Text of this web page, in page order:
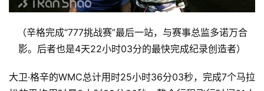
（辛格完成“777挑战赛”最后一站，与赛事总监多诺万合
影。后者也是4天22小时03分的最快完成纪录创造者）
大卫·格辛的WMC总计用时25小时36分03秒，完成7个马拉